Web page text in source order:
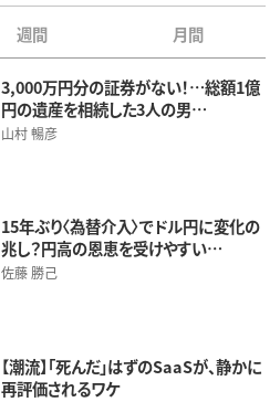
週間 月間
3,000万円分の証券がない！…総額1億
円の遺産を相続した3人の男…
山村 暢彦
15年ぶり〈為替介入〉でドル円に変化の
兆し？円高の恩恵を受けやすい…
佐藤 勝己
【潮流】「死んだ」はずのSaaSが、静かに
再評価されるワケ